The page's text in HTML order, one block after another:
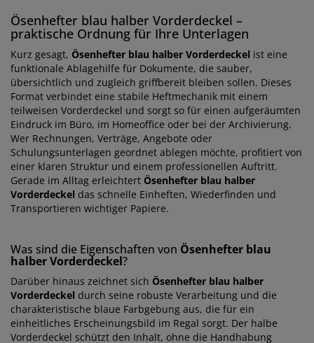
Ösenhefter blau halber Vorderdeckel –
praktische Ordnung für Ihre Unterlagen
Kurz gesagt, Ösenhefter blau halber Vorderdeckel ist eine
funktionale Ablagehilfe für Dokumente, die sauber,
übersichtlich und zugleich griffbereit bleiben sollen. Dieses
Format verbindet eine stabile Heftmechanik mit einem
teilweisen Vorderdeckel und sorgt so für einen aufgeräumten
Eindruck im Büro, im Homeoffice oder bei der Archivierung.
Wer Rechnungen, Verträge, Angebote oder
Schulungsunterlagen geordnet ablegen möchte, profitiert von
einer klaren Struktur und einem professionellen Auftritt.
Gerade im Alltag erleichtert Ösenhefter blau halber
Vorderdeckel das schnelle Einheften, Wiederfinden und
Transportieren wichtiger Papiere.
Was sind die Eigenschaften von Ösenhefter blau
halber Vorderdeckel?
Darüber hinaus zeichnet sich Ösenhefter blau halber
Vorderdeckel durch seine robuste Verarbeitung und die
charakteristische blaue Farbgebung aus, die für ein
einheitliches Erscheinungsbild im Regal sorgt. Der halbe
Vorderdeckel schützt den Inhalt, ohne die Handhabung